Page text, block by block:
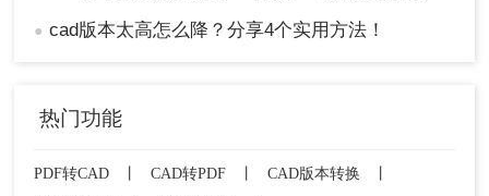
● cad版本太高怎么降？分享4个实用方法！
热门功能
PDF转CAD CAD转PDF CAD版本转换